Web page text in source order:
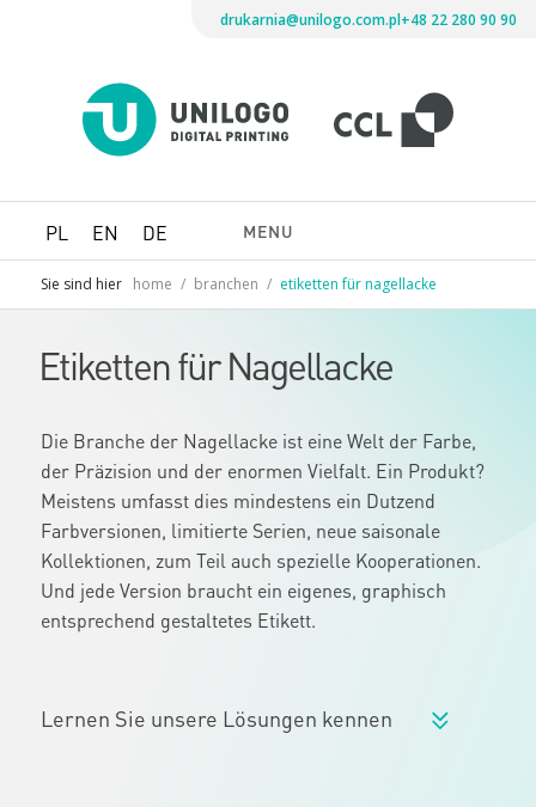
Digital
drukarnia@unilogo.com.pl+48 22 280 90 90
PL EN DE MENU
Sie sind hier home / branchen / etiketten für nagellacke
Etiketten für Nagellacke
Die Branche der Nagellacke ist eine Welt der Farbe,
der Präzision und der enormen Vielfalt. Ein Produkt?
Meistens umfasst dies mindestens ein Dutzend
Farbversionen, limitierte Serien, neue saisonale
Kollektionen, zum Teil auch spezielle Kooperationen.
Und jede Version braucht ein eigenes, graphisch
entsprechend gestaltetes Etikett.
Lernen Sie unsere Lösungen kennen